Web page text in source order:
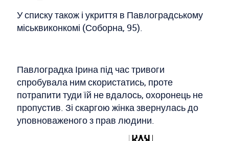
У списку також і укриття в Павлоградському
міськвиконкомі (Соборна, 95).
Павлоградка Ірина під час тривоги
спробувала ним скористатись, проте
потрапити туди їй не вдалось, охоронець не
пропустив. Зі скаргою жінка звернулась до
уповноваженого з прав людини.